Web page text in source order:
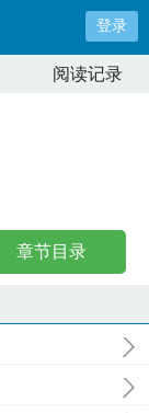
登录
阅读记录
章节目录